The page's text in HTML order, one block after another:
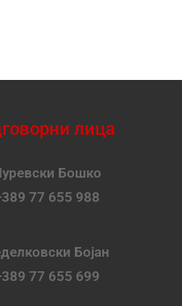
лица
Бошко
77 655 988
Бојан
77 655 699